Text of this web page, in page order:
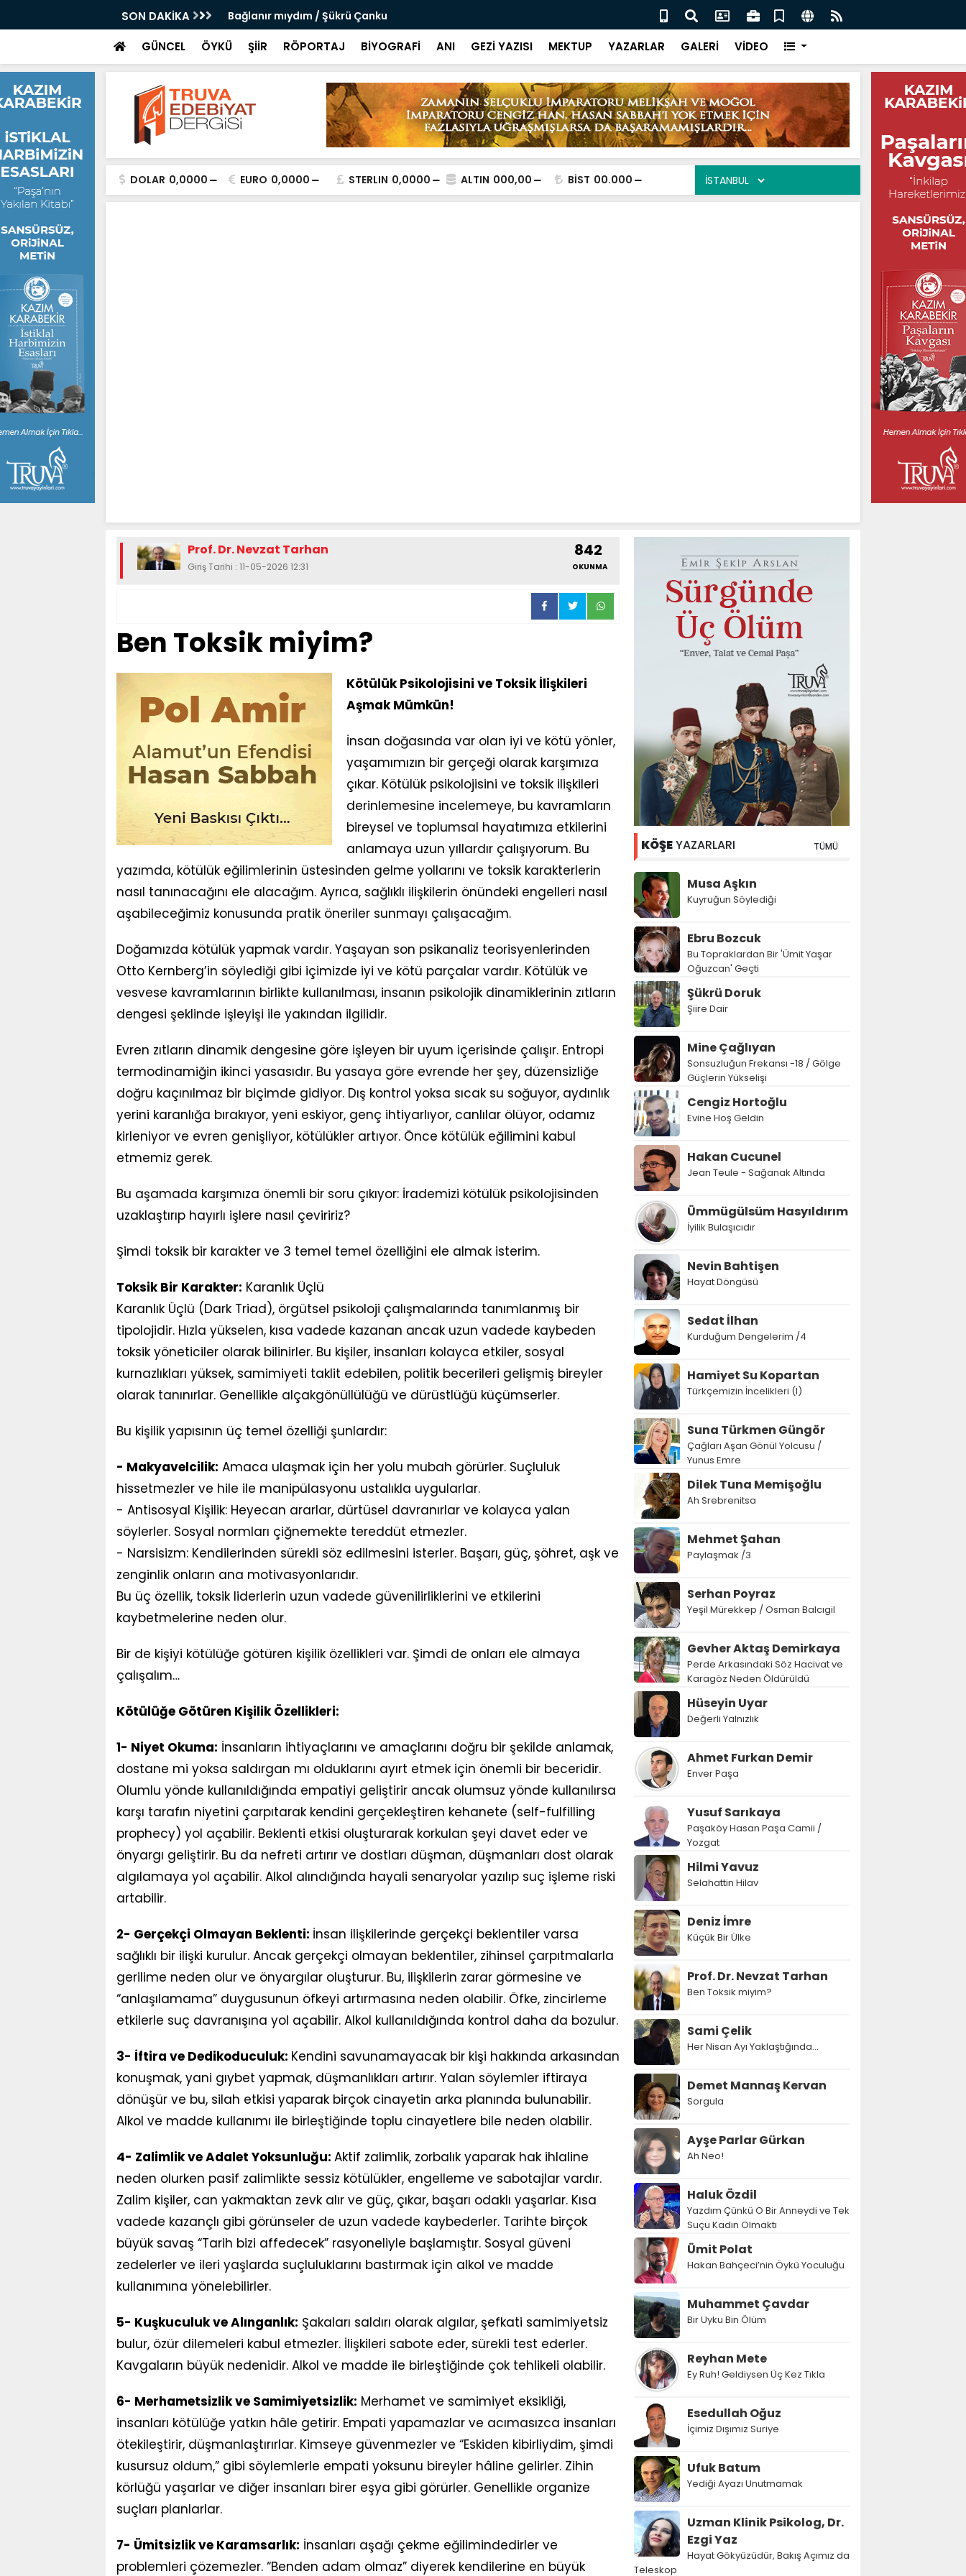
SON DAKİKA Bağlanır mıydım / Şükrü Çanku Değeri Yoktur / Şuayip Odabaşı
GÜNCEL ÖYKÜ ŞİİR RÖPORTAJ BİYOGRAFİ ANI GEZİ YAZISI MEKTUP YAZARLAR GALERİ VİDEO
DOLAR 0,0000 EURO 0,0000 STERLIN 0,0000 ALTIN 000,00 BİST 00.000
Prof. Dr. Nevzat Tarhan
Giriş Tarihi : 11-05-2026 12:31
842
OKUNMA
Ben Toksik miyim?
Kötülük Psikolojisini ve Toksik İlişkileri
Aşmak Mümkün!
İnsan doğasında var olan iyi ve kötü yönler,
yaşamımızın bir gerçeği olarak karşımıza
çıkar. Kötülük psikolojisini ve toksik ilişkileri
derinlemesine incelemeye, bu kavramların
bireysel ve toplumsal hayatımıza etkilerini
anlamaya uzun yıllardır çalışıyorum. Bu
yazımda, kötülük eğilimlerinin üstesinden gelme yollarını ve toksik karakterlerin
nasıl tanınacağını ele alacağım. Ayrıca, sağlıklı ilişkilerin önündeki engelleri nasıl
aşabileceğimiz konusunda pratik öneriler sunmayı çalışacağım.
Doğamızda kötülük yapmak vardır. Yaşayan son psikanaliz teorisyenlerinden
Otto Kernberg’in söylediği gibi içimizde iyi ve kötü parçalar vardır. Kötülük ve
vesvese kavramlarının birlikte kullanılması, insanın psikolojik dinamiklerinin zıtların
dengesi şeklinde işleyişi ile yakından ilgilidir.
Evren zıtların dinamik dengesine göre işleyen bir uyum içerisinde çalışır. Entropi
termodinamiğin ikinci yasasıdır. Bu yasaya göre evrende her şey, düzensizliğe
doğru kaçınılmaz bir biçimde gidiyor. Dış kontrol yoksa sıcak su soğuyor, aydınlık
yerini karanlığa bırakıyor, yeni eskiyor, genç ihtiyarlıyor, canlılar ölüyor, odamız
kirleniyor ve evren genişliyor, kötülükler artıyor. Önce kötülük eğilimini kabul
etmemiz gerek.
Bu aşamada karşımıza önemli bir soru çıkıyor: İrademizi kötülük psikolojisinden
uzaklaştırıp hayırlı işlere nasıl çeviririz?
Şimdi toksik bir karakter ve 3 temel temel özelliğini ele almak isterim.
Toksik Bir Karakter: Karanlık Üçlü
Karanlık Üçlü (Dark Triad), örgütsel psikoloji çalışmalarında tanımlanmış bir
tipolojidir. Hızla yükselen, kısa vadede kazanan ancak uzun vadede kaybeden
toksik yöneticiler olarak bilinirler. Bu kişiler, insanları kolayca etkiler, sosyal
kurnazlıkları yüksek, samimiyeti taklit edebilen, politik becerileri gelişmiş bireyler
olarak tanınırlar. Genellikle alçakgönüllülüğü ve dürüstlüğü küçümserler.
Bu kişilik yapısının üç temel özelliği şunlardır:
- Makyavelcilik: Amaca ulaşmak için her yolu mubah görürler. Suçluluk
hissetmezler ve hile ile manipülasyonu ustalıkla uygularlar.
- Antisosyal Kişilik: Heyecan ararlar, dürtüsel davranırlar ve kolayca yalan
söylerler. Sosyal normları çiğnemekte tereddüt etmezler.
- Narsisizm: Kendilerinden sürekli söz edilmesini isterler. Başarı, güç, şöhret, aşk ve
zenginlik onların ana motivasyonlarıdır.
Bu üç özellik, toksik liderlerin uzun vadede güvenilirliklerini ve etkilerini
kaybetmelerine neden olur.
Bir de kişiyi kötülüğe götüren kişilik özellikleri var. Şimdi de onları ele almaya
çalışalım…
Kötülüğe Götüren Kişilik Özellikleri:
1- Niyet Okuma: İnsanların ihtiyaçlarını ve amaçlarını doğru bir şekilde anlamak,
dostane mi yoksa saldırgan mı olduklarını ayırt etmek için önemli bir beceridir.
Olumlu yönde kullanıldığında empatiyi geliştirir ancak olumsuz yönde kullanılırsa
karşı tarafın niyetini çarpıtarak kendini gerçekleştiren kehanete (self-fulfilling
prophecy) yol açabilir. Beklenti etkisi oluşturarak korkulan şeyi davet eder ve
önyargı geliştirir. Bu da nefreti artırır ve dostları düşman, düşmanları dost olarak
algılamaya yol açabilir. Alkol alındığında hayali senaryolar yazılıp suç işleme riski
artabilir.
2- Gerçekçi Olmayan Beklenti: İnsan ilişkilerinde gerçekçi beklentiler varsa
sağlıklı bir ilişki kurulur. Ancak gerçekçi olmayan beklentiler, zihinsel çarpıtmalarla
gerilime neden olur ve önyargılar oluşturur. Bu, ilişkilerin zarar görmesine ve
“anlaşılamama” duygusunun öfkeyi artırmasına neden olabilir. Öfke, zincirleme
etkilerle suç davranışına yol açabilir. Alkol kullanıldığında kontrol daha da bozulur.
3- İftira ve Dedikoduculuk: Kendini savunamayacak bir kişi hakkında arkasından
konuşmak, yani gıybet yapmak, düşmanlıkları artırır. Yalan söylemler iftiraya
dönüşür ve bu, silah etkisi yaparak birçok cinayetin arka planında bulunabilir.
Alkol ve madde kullanımı ile birleştiğinde toplu cinayetlere bile neden olabilir.
4- Zalimlik ve Adalet Yoksunluğu: Aktif zalimlik, zorbalık yaparak hak ihlaline
neden olurken pasif zalimlikte sessiz kötülükler, engelleme ve sabotajlar vardır.
Zalim kişiler, can yakmaktan zevk alır ve güç, çıkar, başarı odaklı yaşarlar. Kısa
vadede kazançlı gibi görünseler de uzun vadede kaybederler. Tarihte birçok
büyük savaş “Tarih bizi affedecek” rasyoneliyle başlamıştır. Sosyal güveni
zedelerler ve ileri yaşlarda suçluluklarını bastırmak için alkol ve madde
kullanımına yönelebilirler.
5- Kuşkuculuk ve Alınganlık: Şakaları saldırı olarak algılar, şefkati samimiyetsiz
bulur, özür dilemeleri kabul etmezler. İlişkileri sabote eder, sürekli test ederler.
Kavgaların büyük nedenidir. Alkol ve madde ile birleştiğinde çok tehlikeli olabilir.
6- Merhametsizlik ve Samimiyetsizlik: Merhamet ve samimiyet eksikliği,
insanları kötülüğe yatkın hâle getirir. Empati yapamazlar ve acımasızca insanları
ötekileştirir, düşmanlaştırırlar. Kimseye güvenmezler ve “Eskiden kibirliydim, şimdi
kusursuz oldum,” gibi söylemlerle empati yoksunu bireyler hâline gelirler. Zihin
körlüğü yaşarlar ve diğer insanları birer eşya gibi görürler. Genellikle organize
suçları planlarlar.
7- Ümitsizlik ve Karamsarlık: İnsanları aşağı çekme eğilimindedirler ve
problemleri çözemezler. “Benden adam olmaz” diyerek kendilerine en büyük
KÖŞEYAZARLARI TÜMÜ
Musa Aşkın
Kuyruğun Söylediği
Ebru Bozcuk
Bu Topraklardan Bir 'Ümit Yaşar
Oğuzcan' Geçti
Şükrü Doruk
Şiire Dair
Mine Çağlıyan
Sonsuzluğun Frekansı -18 / Gölge
Güçlerin Yükselişi
Cengiz Hortoğlu
Evine Hoş Geldin
Hakan Cucunel
Jean Teule - Sağanak Altında
Ümmügülsüm Hasyıldırım
İyilik Bulaşıcıdır
Nevin Bahtişen
Hayat Döngüsü
Sedat İlhan
Kurduğum Dengelerim /4
Hamiyet Su Kopartan
Türkçemizin İncelikleri (I)
Suna Türkmen Güngör
Çağları Aşan Gönül Yolcusu /
Yunus Emre
Dilek Tuna Memişoğlu
Ah Srebrenitsa
Mehmet Şahan
Paylaşmak /3
Serhan Poyraz
Yeşil Mürekkep / Osman Balcıgil
Gevher Aktaş Demirkaya
Perde Arkasındaki Söz Hacivat ve
Karagöz Neden Öldürüldü
Hüseyin Uyar
Değerli Yalnızlık
Ahmet Furkan Demir
Enver Paşa
Yusuf Sarıkaya
Paşaköy Hasan Paşa Camii /
Yozgat
Hilmi Yavuz
Selahattin Hilav
Deniz İmre
Küçük Bir Ülke
Prof. Dr. Nevzat Tarhan
Ben Toksik miyim?
Sami Çelik
Her Nisan Ayı Yaklaştığında...
Demet Mannaş Kervan
Sorgula
Ayşe Parlar Gürkan
Ah Neo!
Haluk Özdil
Yazdım Çünkü O Bir Anneydi ve Tek
Suçu Kadın Olmaktı
Ümit Polat
Hakan Bahçeci’nin Öykü Yoculuğu
Muhammet Çavdar
Bir Uyku Bin Ölüm
Reyhan Mete
Ey Ruh! Geldiysen Üç Kez Tıkla
Esedullah Oğuz
İçimiz Dışımız Suriye
Ufuk Batum
Yediği Ayazı Unutmamak
Uzman Klinik Psikolog, Dr.
Ezgi Yaz
Hayat Gökyüzüdür, Bakış Açımız da
Teleskop